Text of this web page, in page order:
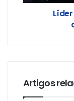
Artigos